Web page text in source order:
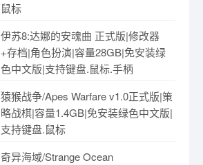
鼠标
伊苏8:达娜的安魂曲 正式版|修改器
+存档|角色扮演|容量28GB|免安装绿
色中文版|支持键盘.鼠标.手柄
猿猴战争/Apes Warfare v1.0正式版|策
略战棋|容量1.4GB|免安装绿色中文版|
支持键盘.鼠标
奇异海域/Strange Ocean